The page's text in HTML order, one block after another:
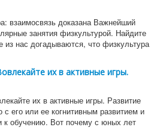
взаимосвязь доказана Важнейший
занятия физкультурой. Найдите
из нас догадываются, что физкультура
их в активные игры.
их в активные игры. Развитие
с его или ее когнитивным развитием и
к обучению. Вот почему с юных лет